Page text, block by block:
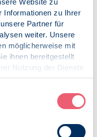
Informationen zu Ihrer
Partner für
weiter. Unsere
möglicherweise mit
ihnen bereitgestellt
Nutzung der Dienste